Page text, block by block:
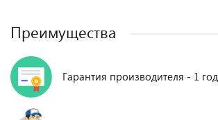
Преимущества
Гарантия производителя - 1 год